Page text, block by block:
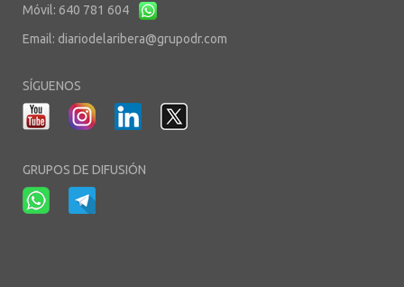
Móvil: 640 781 604
Email: diariodelaribera@grupodr.com
SÍGUENOS
GRUPOS DE DIFUSIÓN